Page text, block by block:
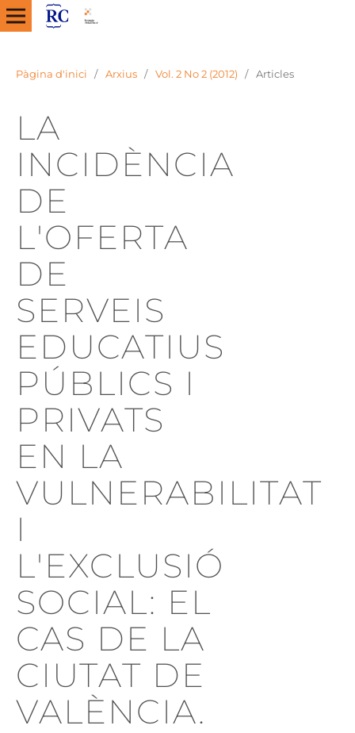
Pàgina d'inici / Arxius / Vol. 2 No 2 (2012) / Articles
LA
INCIDÈNCIA
DE
L'OFERTA
DE
SERVEIS
EDUCATIUS
PÚBLICS I
PRIVATS
EN LA
VULNERABILITAT
I
L'EXCLUSIÓ
SOCIAL: EL
CAS DE LA
CIUTAT DE
VALÈNCIA.